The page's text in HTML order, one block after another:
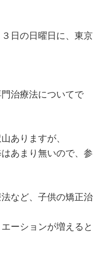
日の日曜日に、東京
治療法についてで
ありますが、
あまり無いので、参
など、子供の矯正治
ーションが増えると